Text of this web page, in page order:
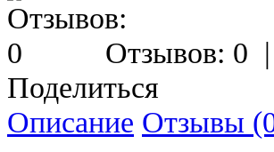
Отзывов: 0 |
Поделиться
Описание Отзывы